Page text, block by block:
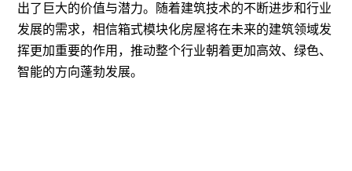
出了巨大的价值与潜力。随着建筑技术的不断进步和行业
发展的需求，相信箱式模块化房屋将在未来的建筑领域发
挥更加重要的作用，推动整个行业朝着更加高效、绿色、
智能的方向蓬勃发展。